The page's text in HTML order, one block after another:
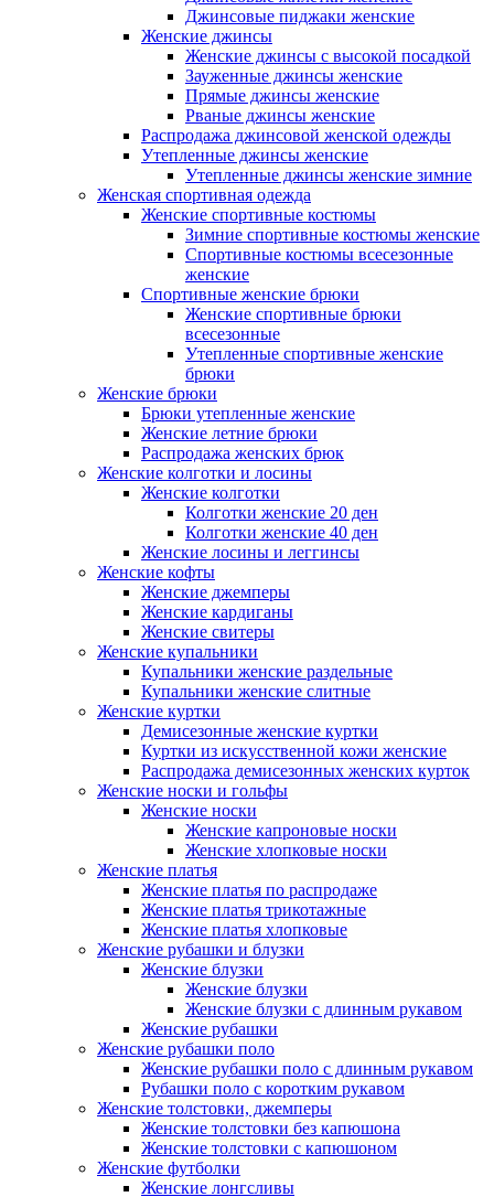
Джинсовые пиджаки женские
Женские джинсы
Женские джинсы с высокой посадкой
Зауженные джинсы женские
Прямые джинсы женские
Рваные джинсы женские
Распродажа джинсовой женской одежды
Утепленные джинсы женские
Утепленные джинсы женские зимние
Женская спортивная одежда
Женские спортивные костюмы
Зимние спортивные костюмы женские
Спортивные костюмы всесезонные
женские
Спортивные женские брюки
Женские спортивные брюки
всесезонные
Утепленные спортивные женские
брюки
Женские брюки
Брюки утепленные женские
Женские летние брюки
Распродажа женских брюк
Женские колготки и лосины
Женские колготки
Колготки женские 20 ден
Колготки женские 40 ден
Женские лосины и леггинсы
Женские кофты
Женские джемперы
Женские кардиганы
Женские свитеры
Женские купальники
Купальники женские раздельные
Купальники женские слитные
Женские куртки
Демисезонные женские куртки
Куртки из искусственной кожи женские
Распродажа демисезонных женских курток
Женские носки и гольфы
Женские носки
Женские капроновые носки
Женские хлопковые носки
Женские платья
Женские платья по распродаже
Женские платья трикотажные
Женские платья хлопковые
Женские рубашки и блузки
Женские блузки
Женские блузки
Женские блузки с длинным рукавом
Женские рубашки
Женские рубашки поло
Женские рубашки поло с длинным рукавом
Рубашки поло с коротким рукавом
Женские толстовки, джемперы
Женские толстовки без капюшона
Женские толстовки с капюшоном
Женские футболки
Женские лонгсливы